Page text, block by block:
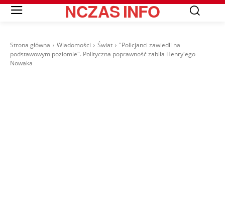
NCZASINFO
Strona główna Wiadomości Świat
"Policjanci zawiedli na
podstawowym poziomie". Polityczna poprawność zabiła Henry'ego
Nowaka